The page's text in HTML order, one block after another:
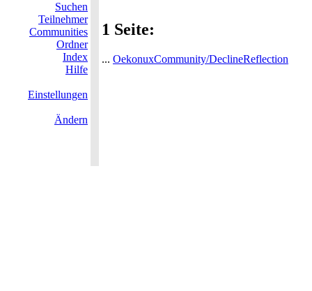
Suchen
Teilnehmer
Communities
Ordner
Index
Hilfe
Einstellungen
Ändern
1 Seite:
... OekonuxCommunity/DeclineReflection